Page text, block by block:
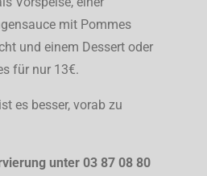
mit Pommes
und einem Dessert oder
für nur 13€.
es besser, vorab zu
unter 03 87 08 80